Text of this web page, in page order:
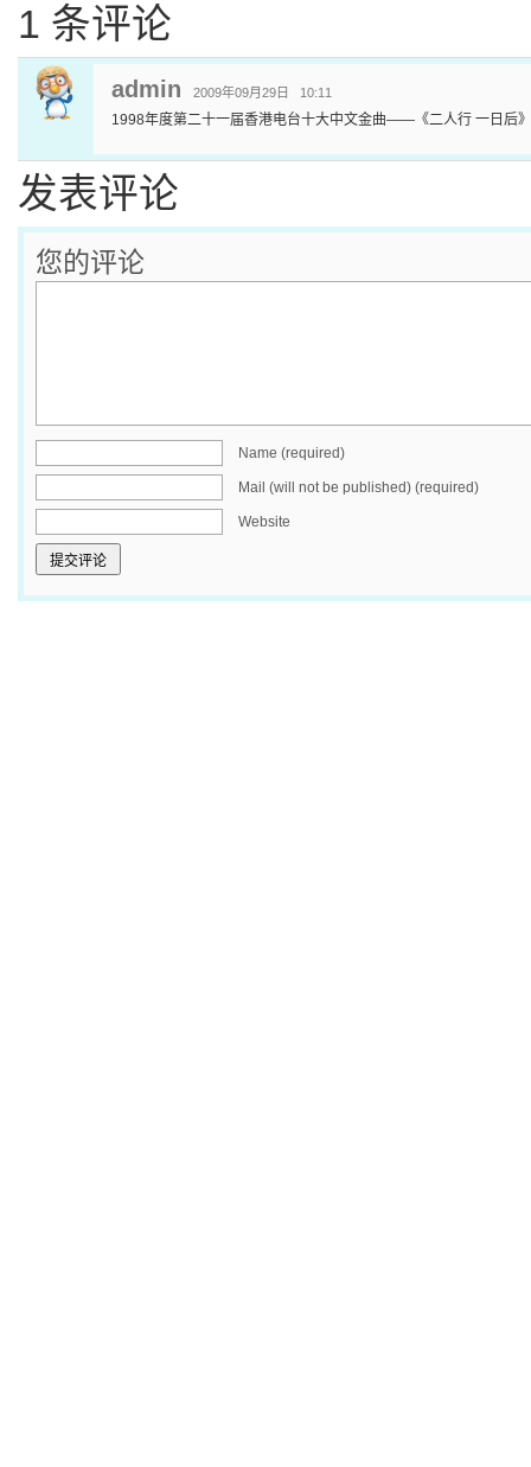
1 条评论
admin 2009年09月29日 10:11
1998年度第二十一届香港电台十大中文金曲——《二人行 一日后》
发表评论
您的评论
Name (required)
Mail (will not be published) (required)
Website